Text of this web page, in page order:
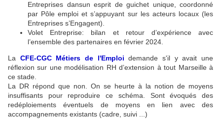
Entreprises dansun esprit de guichet unique, coordonné
par Pôle emploi et s’appuyant sur les acteurs locaux (les
Entreprises s’Engagent).
Volet Entreprise: bilan et retour d’expérience avec
l’ensemble des partenaires en février 2024.
La CFE-CGC Métiers de l'Emploi demande s'il y avait une
réflexion sur une modélisation RH d’extension à tout Marseille à
ce stade.
La DR répond que non. On se heurte à la notion de moyens
insuffisants pour reproduire ce schéma. Sont évoqués des
redéploiements éventuels de moyens en lien avec des
accompagnements existants (cadre, suivi ...)